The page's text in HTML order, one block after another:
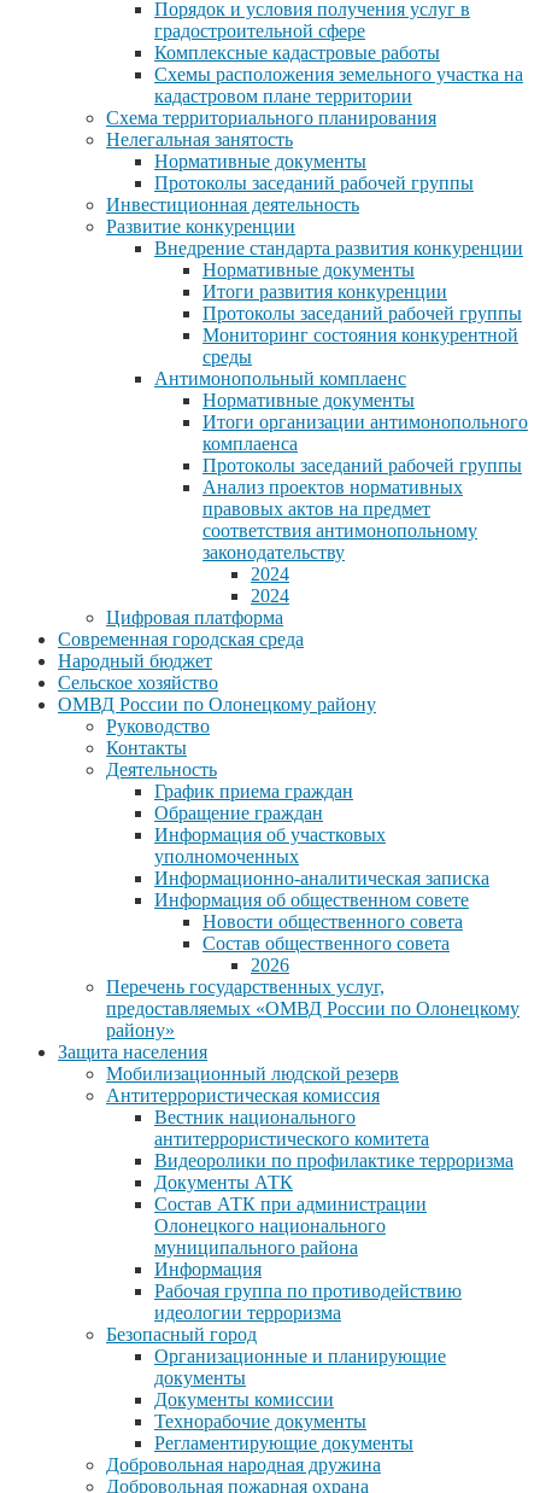
Порядок и условия получения услуг в
градостроительной сфере
Комплексные кадастровые работы
Схемы расположения земельного участка на
кадастровом плане территории
Схема территориального планирования
Нелегальная занятость
Нормативные документы
Протоколы заседаний рабочей группы
Инвестиционная деятельность
Развитие конкуренции
Внедрение стандарта развития конкуренции
Нормативные документы
Итоги развития конкуренции
Протоколы заседаний рабочей группы
Мониторинг состояния конкурентной
среды
Антимонопольный комплаенс
Нормативные документы
Итоги организации антимонопольного
комплаенса
Протоколы заседаний рабочей группы
Анализ проектов нормативных
правовых актов на предмет
соответствия антимонопольному
законодательству
2024
2024
Цифровая платформа
Современная городская среда
Народный бюджет
Сельское хозяйство
ОМВД России по Олонецкому району
Руководство
Контакты
Деятельность
График приема граждан
Обращение граждан
Информация об участковых
уполномоченных
Информационно-аналитическая записка
Информация об общественном совете
Новости общественного совета
Состав общественного совета
2026
Перечень государственных услуг,
предоставляемых «ОМВД России по Олонецкому
району»
Защита населения
Мобилизационный людской резерв
Антитеррористическая комиссия
Вестник национального
антитеррористического комитета
Видеоролики по профилактике терроризма
Документы АТК
Состав АТК при администрации
Олонецкого национального
муниципального района
Информация
Рабочая группа по противодействию
идеологии терроризма
Безопасный город
Организационные и планирующие
документы
Документы комиссии
Технорабочие документы
Регламентирующие документы
Добровольная народная дружина
Добровольная пожарная охрана